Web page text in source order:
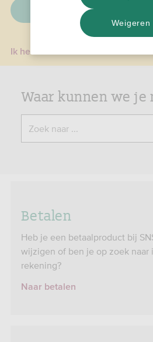
Veelgestelde
Ik heb een e-mail over een ID-
Waar kunnen we je
Zoek naar ...
Betalen
Heb je een betaalproduct bij
wijzigen of ben je op zoek naar
rekening?
Naar betalen
Weigeren